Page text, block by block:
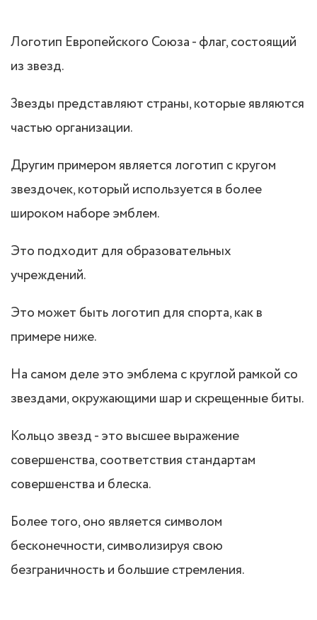
Логотип Европейского Союза - флаг, состоящий
из звезд.
Звезды представляют страны, которые являются
частью организации.
Другим примером является логотип с кругом
звездочек, который используется в более
широком наборе эмблем.
Это подходит для образовательных
учреждений.
Это может быть логотип для спорта, как в
примере ниже.
На самом деле это эмблема с круглой рамкой со
звездами, окружающими шар и скрещенные биты.
Кольцо звезд - это высшее выражение
совершенства, соответствия стандартам
совершенства и блеска.
Более того, оно является символом
бесконечности, символизируя свою
безграничность и большие стремления.